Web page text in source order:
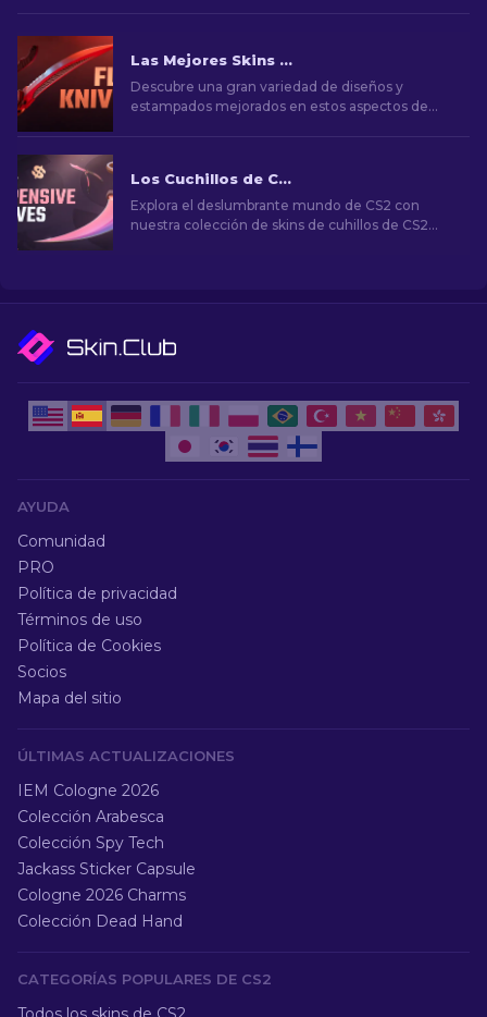
Las Mejores Skins del "Flip" cuchillo en CS2 [2026]
Descubre una gran variedad de diseños y
estampados mejorados en estos aspectos de
Los Cuchillos de CS2 Más Caros [2026]
Explora el deslumbrante mundo de CS2 con
nuestra colección de skins de cuhillos de CS2
AYUDA
Comunidad
PRO
Política de privacidad
Términos de uso
Política de Cookies
Socios
Mapa del sitio
ÚLTIMAS ACTUALIZACIONES
IEM Cologne 2026
Colección Arabesca
Colección Spy Tech
Jackass Sticker Capsule
Cologne 2026 Charms
Colección Dead Hand
CATEGORÍAS POPULARES DE CS2